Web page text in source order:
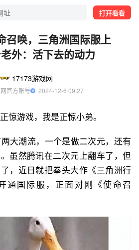
打开看看
召唤，三角洲国际服上
外：活下去的动力
17173游戏网
官方账号
  2024-12-6 09:27
惊游戏，我是正惊小弟。
大潮流，一个是做二次元，还有
虽然腾讯在二次元上翻车了，但
，近日就把拳头大作《三角洲行
通国际服，正面对刚《使命召